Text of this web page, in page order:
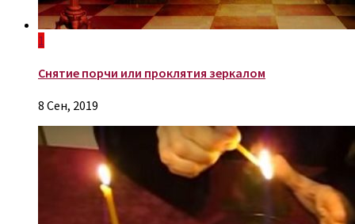
1
Снятие порчи или проклятия зеркалом
8 Сен, 2019